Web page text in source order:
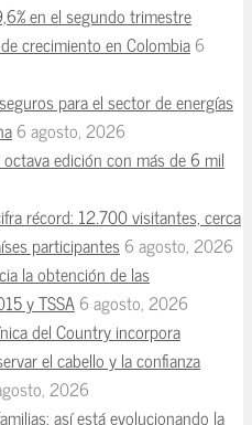
en el segundo trimestre
crecimiento en Colombia6
para el sector de energías
6 agosto, 2026
edición con más de 6 mil
récord: 12.700 visitantes, cerca
participantes6 agosto, 2026
la obtención de las
y TSSA6 agosto, 2026
del Country incorpora
el cabello y la confianza
2026
así está evolucionando la